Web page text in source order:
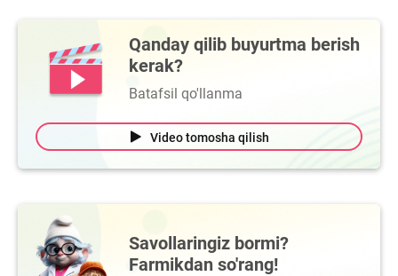
Qanday qilib buyurtma berish
kerak?
Batafsil qo'llanma
Video tomosha qilish
Savollaringiz bormi?
Farmikdan so'rang!